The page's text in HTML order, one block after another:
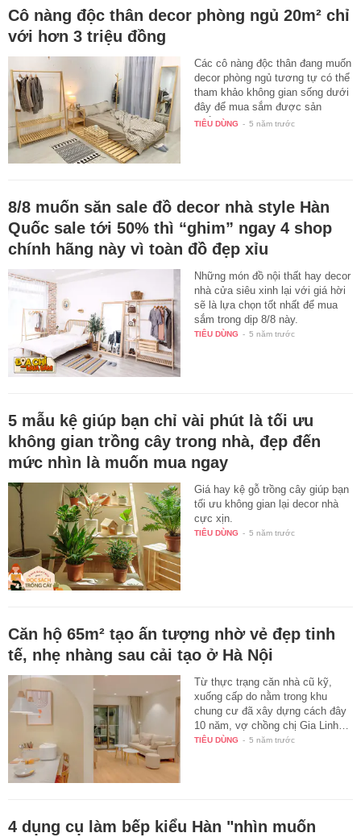
Cô nàng độc thân decor phòng ngủ 20m² chỉ
với hơn 3 triệu đồng
Các cô nàng độc thân đang muốn
decor phòng ngủ tương tự có thể
tham khảo không gian sống dưới
đây để mua sắm được sản
phẩm…
TIÊU DÙNG - 5 năm trước
8/8 muốn săn sale đồ decor nhà style Hàn
Quốc sale tới 50% thì “ghim” ngay 4 shop
chính hãng này vì toàn đồ đẹp xỉu
Những món đồ nội thất hay decor
nhà cửa siêu xinh lại với giá hời
sẽ là lựa chọn tốt nhất để mua
sắm trong dịp 8/8 này.
TIÊU DÙNG - 5 năm trước
5 mẫu kệ giúp bạn chỉ vài phút là tối ưu
không gian trồng cây trong nhà, đẹp đến
mức nhìn là muốn mua ngay
Giá hay kệ gỗ trồng cây giúp bạn
tối ưu không gian lại decor nhà
cực xịn.
TIÊU DÙNG - 5 năm trước
Căn hộ 65m² tạo ấn tượng nhờ vẻ đẹp tinh
tế, nhẹ nhàng sau cải tạo ở Hà Nội
Từ thực trạng căn nhà cũ kỹ,
xuống cấp do nằm trong khu
chung cư đã xây dựng cách đây
10 năm, vợ chồng chị Gia Linh…
TIÊU DÙNG - 5 năm trước
4 dụng cụ làm bếp kiểu Hàn "nhìn muốn